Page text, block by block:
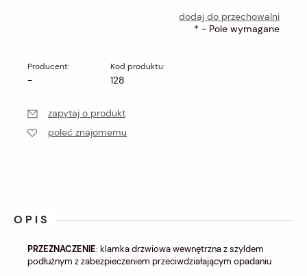
dodaj do przechowalni
* - Pole wymagane
Producent:
-
Kod produktu:
128
zapytaj o produkt
poleć znajomemu
OPIS
PRZEZNACZENIE: klamka drzwiowa wewnętrzna z szyldem
podłużnym z zabezpieczeniem przeciwdziałającym opadaniu